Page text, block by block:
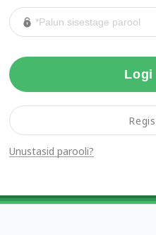
Logi
Unustasid parooli?